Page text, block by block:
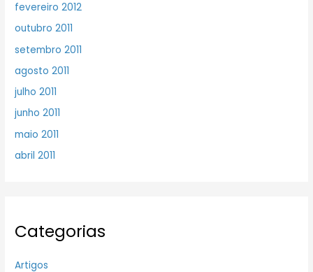
fevereiro 2012
outubro 2011
setembro 2011
agosto 2011
julho 2011
junho 2011
maio 2011
abril 2011
Categorias
Artigos